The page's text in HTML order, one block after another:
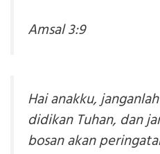
Amsal 3:9
Hai anakku,
didikan Tuhan, dan
bosan akan